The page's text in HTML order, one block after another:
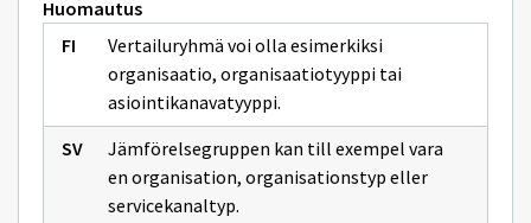
Huomautus
Vertailuryhmä voi olla esimerkiksi
organisaatio, organisaatiotyyppi tai
asiointikanavatyyppi.
Jämförelsegruppen kan till exempel vara
en organisation, organisationstyp eller
servicekanaltyp.